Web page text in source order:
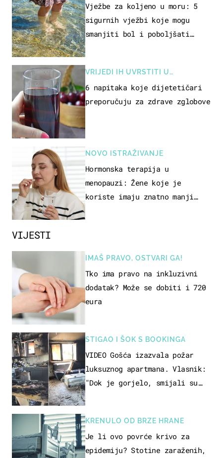
VIJESTI
IMAŠ PRAVO, OSTVARI GA!
Tko ima pravo na inkluzivni
dodatak? Može se dobiti i 720
eura
STIGAO I ŠOK S BOOKINGA
VIDEO Gošća izazvala požar
luksuznog apartmana. Vlasnik:
"Dok je gorjelo, smijali su
KRENULO OD BRZE HRANE
Je li ovo povrće krivo za
epidemiju? Stotine zaraženih,
REKREACIJE
Vježbe za koljeno u moru: 5
sigurnih vježbi koje mogu
smanjiti bol i poboljšati
VRIJEDI IH UVRSTITI U
PREHRANU
6 napitaka koje dijetetičari
preporučuju za zdrave zglobove
NOVO ISTRAŽIVANJE
Hormonska terapija u
menopauzi: Žene koje je
koriste imaju znatno manji